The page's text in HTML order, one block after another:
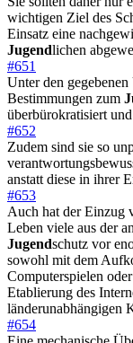
wichtigen Ziel des
Einsatz eine
Jugendlichen
#651
Unter den
Bestimmungen zum
überbürokratisiert
#652
Zudem sind sie so
anstatt diese in ihrer
#653
Auch hat der Einzug
Leben viele aus der
Jugendschutz vor
sowohl mit dem
Computerspielen
Etablierung des
länderunabhängigen
#654